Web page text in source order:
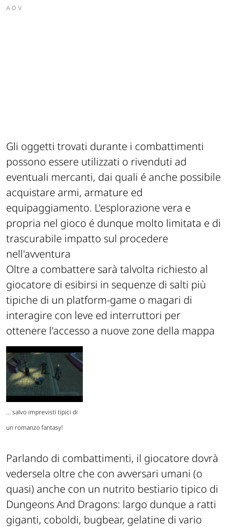
ADV
Gli oggetti trovati durante i combattimenti
possono essere utilizzati o rivenduti ad
eventuali mercanti, dai quali é anche possibile
acquistare armi, armature ed
equipaggiamento. L'esplorazione vera e
propria nel gioco é dunque molto limitata e di
trascurabile impatto sul procedere
nell'avventura
Oltre a combattere sarà talvolta richiesto al
giocatore di esibirsi in sequenze di salti più
tipiche di un platform-game o magari di
interagire con leve ed interruttori per
ottenere l'accesso a nuove zone della mappa
... salvo imprevisti tipici di
un romanzo fantasy!
Parlando di combattimenti, il giocatore dovrà
vedersela oltre che con avversari umani (o
quasi) anche con un nutrito bestiario tipico di
Dungeons And Dragons: largo dunque a ratti
giganti, coboldi, bugbear, gelatine di vario